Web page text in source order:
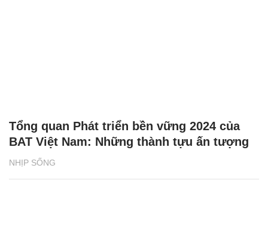
NHỊP SỐNG
Tổng quan Phát triển bền vững 2024 của
BAT Việt Nam: Những thành tựu ấn tượng